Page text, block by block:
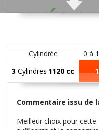
Confort
Cylindrée 0 à
3 Cylindres 1120 cc
Commentaire issu de
Meilleur choix pour cette